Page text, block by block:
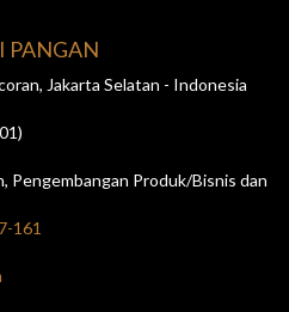
PANGAN
Jakarta Selatan - Indonesia
Pengembangan Produk/Bisnis dan
161